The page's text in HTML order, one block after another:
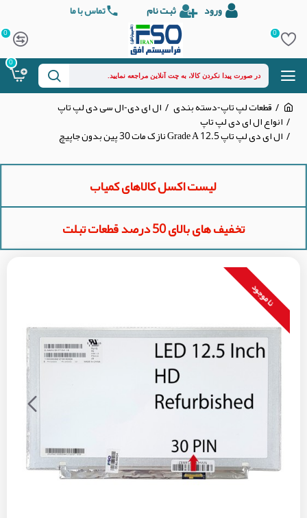
ورود ثبت نام تماس با ما
0
0
0
قطعات لپ تاپ-دسته بندی ال ای دی-ال سی دی لپ تاپ
انواع ال ای دی لپ تاپ
ال ای دی لپ تاپ 12.5 Grade A نازک مات 30 پین بدون جاپیچ
لیست اکسل کالاهای کمیاب
تخفیف های بالای 50 درصد قطعات تبلت
نا موجود